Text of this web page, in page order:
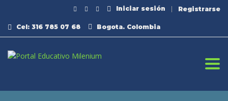
Iniciar sesión Registrarse
Bogota. Colombia
Cel: 316 785 07 68